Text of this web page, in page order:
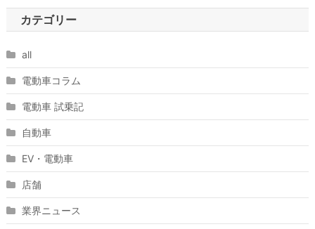
カテゴリー
all
電動車コラム
電動車 試乗記
自動車
EV・電動車
店舗
業界ニュース